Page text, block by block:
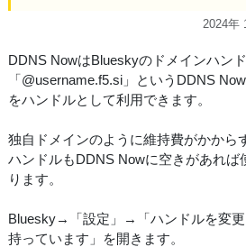
2024年
DDNS NowはBlueskyのドメインハン
「@username.f5.si」というDDNS
をハンドルとして利用できます。
独自ドメインのように維持費がかから
ハンドルもDDNS Nowに空きがあれば
ります。
Bluesky→「設定」→「ハンドルを変
持っています」を開きます。